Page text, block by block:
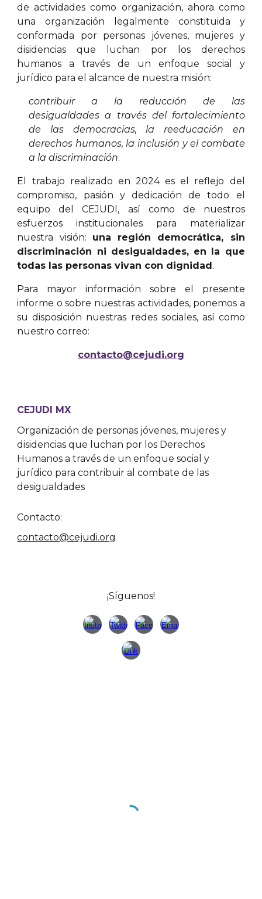
de actividades como organización, ahora como
una organización legalmente constituida y
conformada por personas jóvenes, mujeres y
disidencias que luchan por los derechos
humanos a través de un enfoque social y
jurídico para el alcance de nuestra misión:
contribuir a la reducción de las
desigualdades a través del fortalecimiento
de las democracias, la reeducación en
derechos humanos, la inclusión y el combate
a la discriminación.
El trabajo realizado en 2024 esel reflejo del
compromiso, pasión y dedicación de todo el
equipo del CEJUDI, así como de nuestros
esfuerzos institucionales para materializar
nuestra visión: una región democrática, sin
discriminación ni desigualdades, en la que
todas las personas vivan con dignidad .
Para mayor información sobre el presente
informe o sobre nuestras actividades, ponemos a
su disposición nuestras redes sociales, así como
nuestro correo:
contacto@cejudi.org
CEJUDI MX
Organización de personas jóvenes, mujeres y
disidencias que luchan por los Derechos
Humanos a través de un enfoque social y
jurídico para contribuir al combate de las
desigualdades
Contacto:
contacto@cejudi.org
¡Síguenos!